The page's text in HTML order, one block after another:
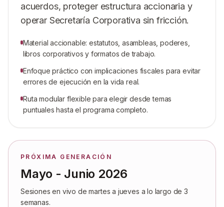
acuerdos, proteger estructura accionaria y
operar Secretaría Corporativa sin fricción.
Material accionable: estatutos, asambleas, poderes,
libros corporativos y formatos de trabajo.
Enfoque práctico con implicaciones fiscales para evitar
errores de ejecución en la vida real.
Ruta modular flexible para elegir desde temas
puntuales hasta el programa completo.
PRÓXIMA GENERACIÓN
Mayo - Junio 2026
Sesiones en vivo de martes a jueves a lo largo de 3
semanas.